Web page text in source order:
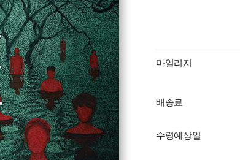
마일리지
배송료
수령예상일